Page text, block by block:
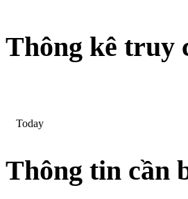
Thông kê truy
Today
Thông tin cần